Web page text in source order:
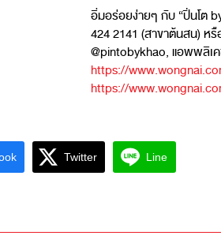
อิ่มอร่อยง่ายๆ กับ “ปิ่นโต
424 2141 (สาขาต้นสน) ห
@pintobykhao, แอพพลิเ
https://
https://
Twitter Line